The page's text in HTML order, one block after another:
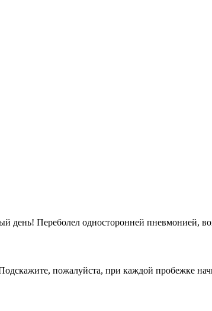
день! Переболел односторонней пневмонией,
пожалуйста, при каждой пробежке